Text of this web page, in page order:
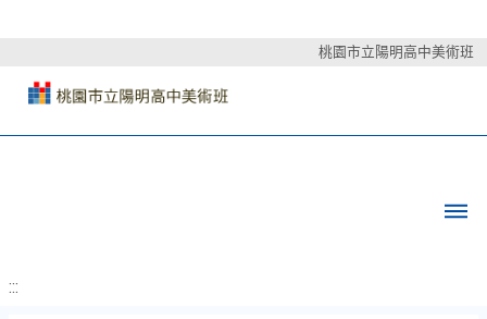
桃園市立陽明高中美術班
:::